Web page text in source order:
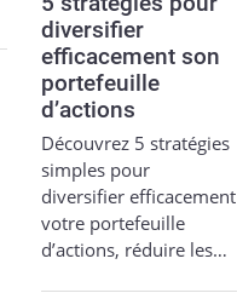
diversifier
efficacement son
portefeuille
d’actions
Découvrez 5 stratégies
simples pour
diversifier efficacement
votre portefeuille
d’actions, réduire les…